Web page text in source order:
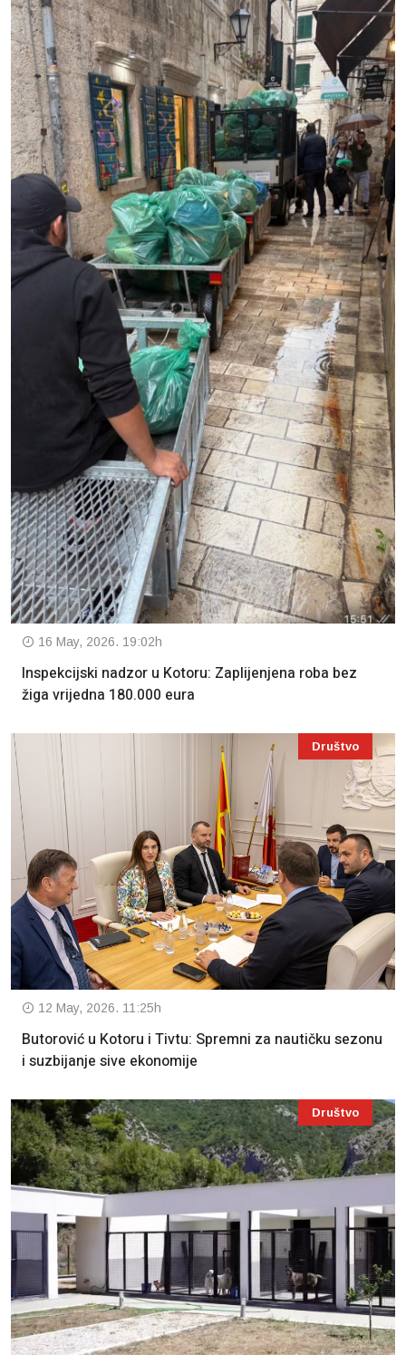
16 May, 2026. 19:02h
Inspekcijski nadzor u Kotoru: Zaplijenjena roba bez
žiga vrijedna 180.000 eura
Društvo
12 May, 2026. 11:25h
Butorović u Kotoru i Tivtu: Spremni za nautičku sezonu
i suzbijanje sive ekonomije
Društvo